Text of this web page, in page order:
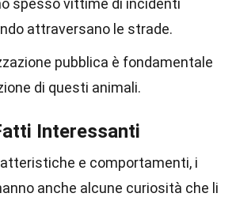
spesso vittime di incidenti
attraversano le strade.
pubblica è fondamentale
di questi animali.
Interessanti
e comportamenti, i
anche alcune curiosità che li